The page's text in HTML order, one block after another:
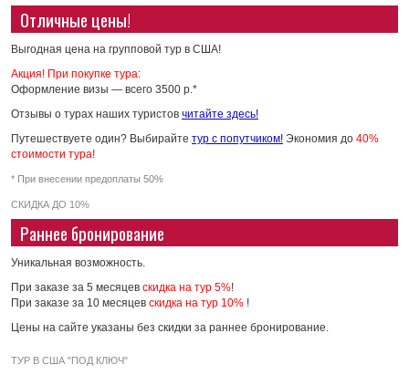
Отличные цены!
Выгодная цена на групповой тур в США!
Акция! При покупке тура:
Оформление визы — всего 3500 р.*
Отзывы о турах наших туристов читайте здесь!
Путешествуете один? Выбирайте тур с попутчиком! Экономия до 40%
стоимости тура!
* При внесении предоплаты 50%
СКИДКА ДО 10%
Раннее бронирование
Уникальная возможность.
При заказе за 5 месяцев скидка на тур 5%!
При заказе за 10 месяцев скидка на тур 10% !
Цены на сайте указаны без скидки за раннее бронирование.
ТУР В США "ПОД КЛЮЧ"